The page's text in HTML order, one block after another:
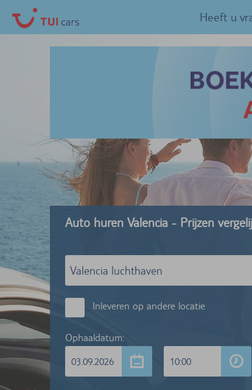
Heeft u
Auto huren Valencia - Prijzen
Inleveren op andere locatie
Ophaaldatum:
03.09.2026
10:00